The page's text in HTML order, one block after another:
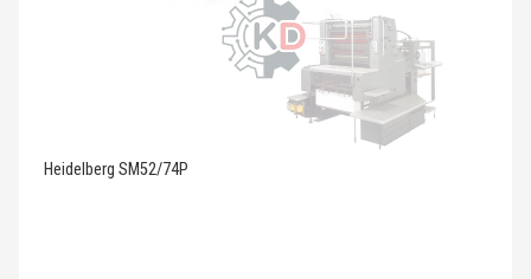
Heidelberg SM52/74P